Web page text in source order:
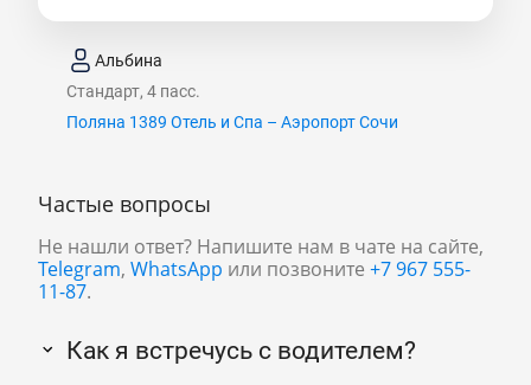
Альбина
Стандарт, 4 пасс.
Поляна 1389 Отель и Спа – Аэропорт Сочи
Частые вопросы
Не нашли ответ? Напишите нам в чате на сайте,
Telegram, WhatsApp или позвоните +7 967 555-
11-87.
Как я встречусь с водителем?